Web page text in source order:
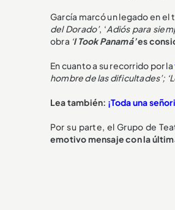
García marcó un legado en
del Dorado’, ‘Adiós para
obra ‘I Took Panamá’es
En cuanto a su recorrido por la
hombre de las dificultades’;
Lea también: ¡Toda una
Por su parte, el Grupo de
emotivo mensaje con la